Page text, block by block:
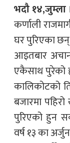
भदौ १४,जुम्ला
कर्णाली
घर पुरिएका
आइतबार
एकैसाथ पुरेको
कालिकोटको
बजारमा
पुरिएको हुन
वर्ष १३ का